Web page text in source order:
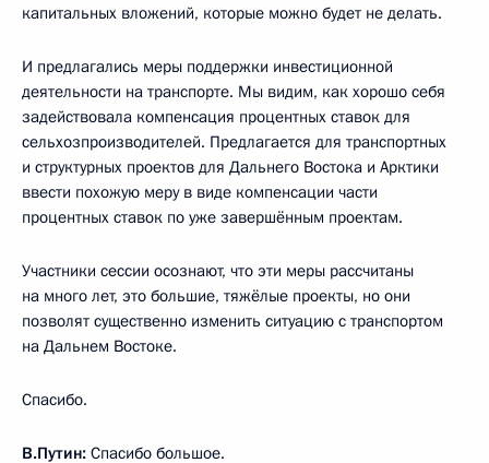
капитальных вложений, которые можно будет не делать.
И предлагались меры поддержки инвестиционной
деятельности на транспорте. Мы видим, как хорошо себя
задействовала компенсация процентных ставок для
сельхозпроизводителей. Предлагается для транспортных
и структурных проектов для Дальнего Востока и Арктики
ввести похожую меру в виде компенсации части
процентных ставок по уже завершённым проектам.
Участники сессии осознают, что эти меры рассчитаны
на много лет, это большие, тяжёлые проекты, но они
позволят существенно изменить ситуацию с транспортом
на Дальнем Востоке.
Спасибо.
В.Путин: Спасибо большое.